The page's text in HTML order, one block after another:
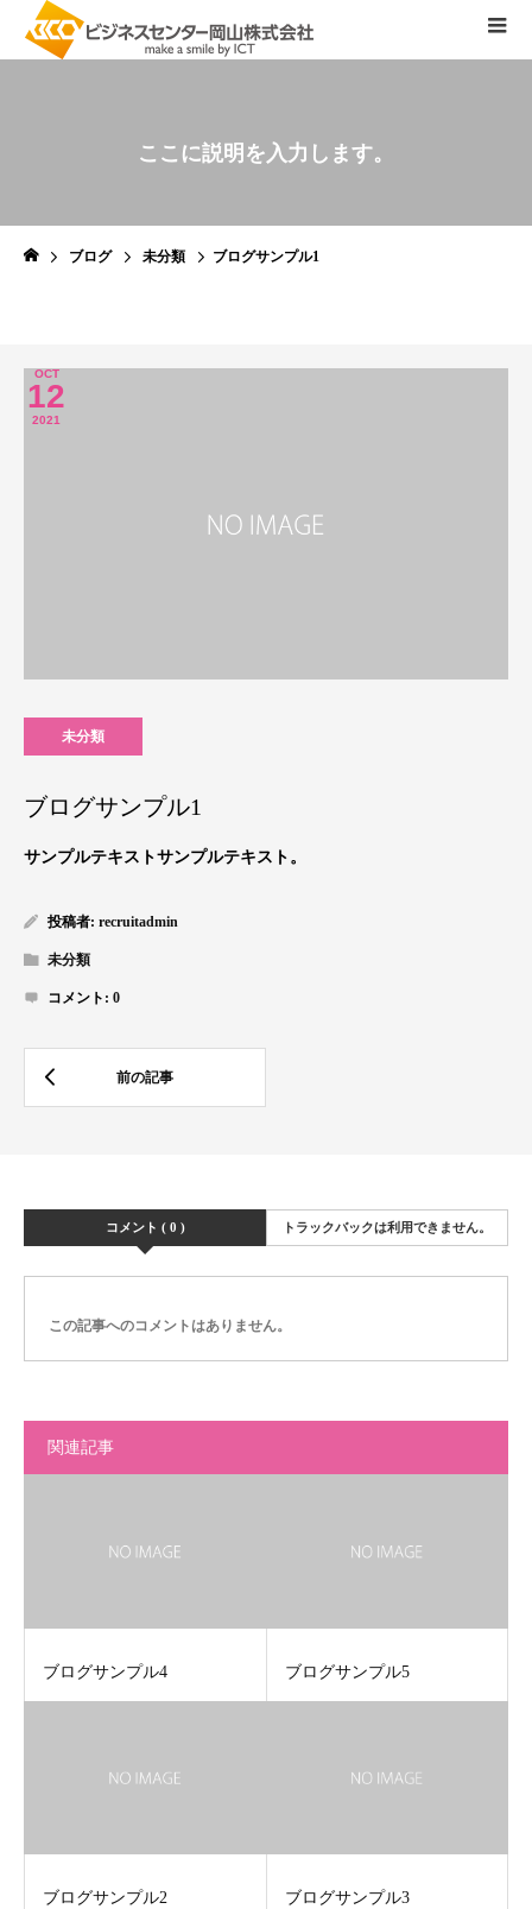
こ こ に説明 を 入 力 し ま す。
ブログ 未分類 ブログサンプル1
OCT
12
2021
未分類
ブログサンプル1
サンプルテキストサンプルテキスト。
投稿者: recruitadmin
未分類
コメント: 0
コメント ( 0 ) トラックバックは利用できません。
この記事へのコメントはありません。
関連記事
ブログサンプル4 ブログサンプル5
ブログサンプル2 ブログサンプル3